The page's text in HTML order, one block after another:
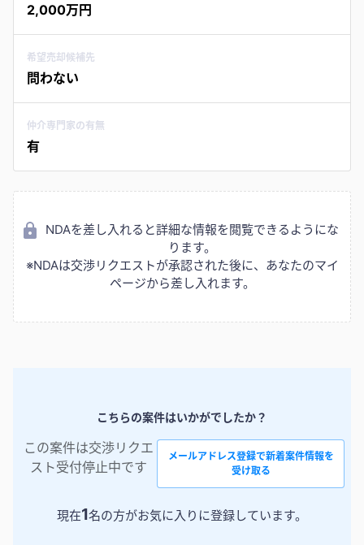
2,000万円
希望売却候補先
問わない
仲介専門家の有無
有
NDAを差し入れると詳細な情報を閲覧できるようにな
ります。
※NDAは交渉リクエストが承認された後に、あなたのマイ
ページから差し入れます。
こちらの案件はいかがでしたか？
この案件は交渉リクエ
スト受付停止中です
メールアドレス登録で新着案件情報を
受け取る
現在1名の方がお気に入りに登録しています。